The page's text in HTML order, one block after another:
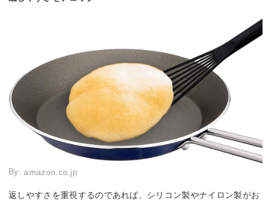
By:amazon.co.jp
返しやすさを重視するのであれば、シリコン製やナイロン製がお